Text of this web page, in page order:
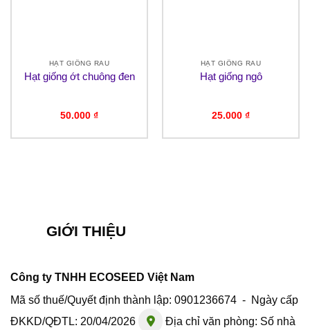
HẠT GIỐNG RAU
Hạt giống ớt chuông đen
50.000 ₫
HẠT GIỐNG RAU
Hạt giống ngô
25.000 ₫
GIỚI THIỆU
Công ty TNHH ECOSEED Việt Nam
Mã số thuế/Quyết định thành lập: 0901236674 - Ngày cấp
ĐKKD/QĐTL: 20/04/2026
Địa chỉ văn phòng: Số nhà